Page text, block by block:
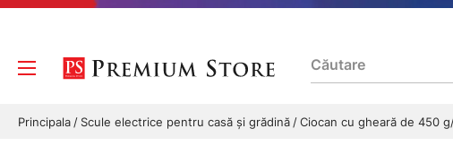
Principala Scule electrice pentru casă și grădină Ciocan cu gheară de 450